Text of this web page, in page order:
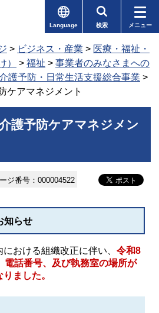
Language 検索 メニュー
> ビジネス・産業 > 医療・福祉・
）
> 福祉 > 事業者のみなさまへの
護予防・日常生活支援総合事業 >
ケアマネジメント
護予防ケアマネジメン
ジ番号：000004522
知らせ
おける組織改正に伴い、 令和8
電話番号、及び執務室の場所が
ました。